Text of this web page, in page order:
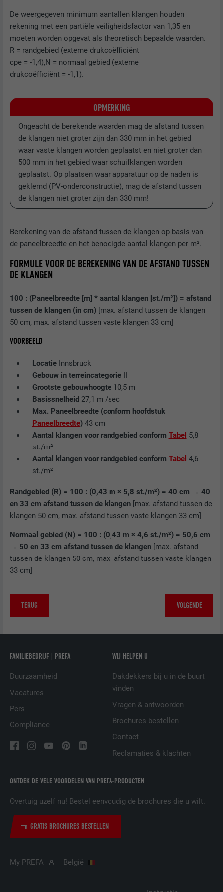
De weergegeven minimum aantallen klangen houden
rekening met een partiële veiligheidsfactor van 1,35 en
moeten worden opgevat als theoretisch bepaalde waarden.
R = randgebied (externe drukcoëfficiënt
cpe = -1,4),N = normaal gebied (externe
drukcoëfficiënt = -1,1).
OPMERKING
Ongeacht de berekende waarden mag de afstand tussen
de klangen niet groter zijn dan 330 mm in het gebied
waar vaste klangen worden geplaatst en niet groter dan
500 mm in het gebied waar schuifklangen worden
geplaatst. Op plaatsen waar apparatuur op de naden is
geklemd (PV-onderconstructie), mag de afstand tussen
de klangen niet groter zijn dan 330 mm!
Berekening van de afstand tussen de klangen op basis van
de paneelbreedte en het benodigde aantal klangen per m².
FORMULE VOOR DE BEREKENING VAN DE AFSTAND TUSSEN
DE KLANGEN
100 : (Paneelbreedte [m] * aantal klangen [st./m²]) = afstand
tussen de klangen (in cm) [max. afstand tussen de klangen
50 cm, max. afstand tussen vaste klangen 33 cm]
VOORBEELD
Locatie Innsbruck
Gebouw in terreincategorie II
Grootste gebouwhoogte 10,5 m
Basissnelheid 27,1 m /sec
Max. Paneelbreedte (conform hoofdstuk
Paneelbreedte) 43 cm
Aantal klangen voor randgebied conform Tabel 5,8
st./m²
Aantal klangen voor randgebied conform Tabel 4,6
st./m²
Randgebied (R) = 100 : (0,43 m × 5,8 st./m²) = 40 cm → 40
en 33 cm afstand tussen de klangen [max. afstand tussen de
klangen 50 cm, max. afstand tussen vaste klangen 33 cm]
Normaal gebied (N) = 100 : (0,43 m × 4,6 st./m²) = 50,6 cm
→ 50 en 33 cm afstand tussen de klangen [max. afstand
tussen de klangen 50 cm, max. afstand tussen vaste klangen
33 cm]
TERUG VOLGENDE
ONTDEK DE VELE VOORDELEN VAN PREFA-PRODUCTEN
Overtuig uzelf nu! Bestel eenvoudig de brochures die u wilt.
GRATIS BROCHURES BESTELLEN
FAMILIEBEDRIJF | PREFA
Duurzaamheid
Vacatures
Pers
Compliance
WIJ HELPEN U
Dakdekkers bij u in de buurt
vinden
Vragen & antwoorden
Brochures bestellen
Contact
Reclamaties & klachten
My PREFA België
van cookies toestaat. Bevat geen
identificatiekenmerken.
DOEL
Ingesteld door LinkedIn wanneer een
website een ingebed "Volg ons"-venster
bevat.
NAAM bcookie
AANBIEDER LinkedIn
VERVALTIJD 2 jaar
DOEL
Gebruikt door de socialnetworking-dienst
LinkedIn voor het volgen van het gebruik
van ingebedde diensten.
NAAM bscookie
VERVALTIJD 2 jaar
DOEL
Gebruikt door de socialnetworking-dienst
NAAM UserMatchHistory
AANBIEDER
VERVALTIJD 29 dagen
DOEL
Wordt gebruikt om bezoekers op meerdere
websites te volgen, om op basis van de
voorkeuren van de bezoeker relevante
reclame te presenteren.
NAAM lidc
VERVALTIJD 1 dag
DOEL
LinkedIn voor het volgen van het gebruik
van ingebedde diensten.
AANBIEDER
DOEL
het juiste SameSite-attribuut voor alle
AANBIEDER
VERVALTIJD 3 maanden
serie promotieproducten weer te geven,
adverteerders.
NAAM fr
AANBIEDER Facebook